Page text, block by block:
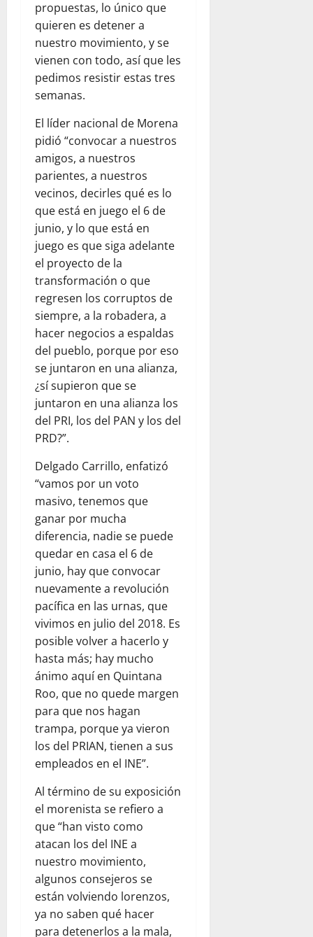
propuestas, lo único que
quieren es detener a
nuestro movimiento, y se
vienen con todo, así que les
pedimos resistir estas tres
semanas.
El líder nacional de Morena
pidió “convocar a nuestros
amigos, a nuestros
parientes, a nuestros
vecinos, decirles qué es lo
que está en juego el 6 de
junio, y lo que está en
juego es que siga adelante
el proyecto de la
transformación o que
regresen los corruptos de
siempre, a la robadera, a
hacer negocios a espaldas
del pueblo, porque por eso
se juntaron en una alianza,
¿sí supieron que se
juntaron en una alianza los
del PRI, los del PAN y los del
PRD?”.
Delgado Carrillo, enfatizó
“vamos por un voto
masivo, tenemos que
ganar por mucha
diferencia, nadie se puede
quedar en casa el 6 de
junio, hay que convocar
nuevamente a revolución
pacífica en las urnas, que
vivimos en julio del 2018. Es
posible volver a hacerlo y
hasta más; hay mucho
ánimo aquí en Quintana
Roo, que no quede margen
para que nos hagan
trampa, porque ya vieron
los del PRIAN, tienen a sus
empleados en el INE”.
Al término de su exposición
el morenista se refiero a
que “han visto como
atacan los del INE a
nuestro movimiento,
algunos consejeros se
están volviendo lorenzos,
ya no saben qué hacer
para detenerlos a la mala,